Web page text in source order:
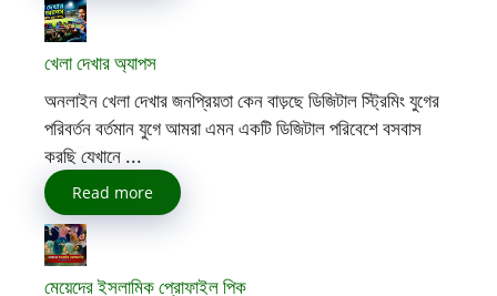
খেলা দেখার অ্যাপস
অনলাইন খেলা দেখার জনপ্রিয়তা কেন বাড়ছে ডিজিটাল স্ট্রিমিং যুগের
পরিবর্তন বর্তমান যুগে আমরা এমন একটি ডিজিটাল পরিবেশে বসবাস
করছি যেখানে ...
Read more
মেয়েদের ইসলামিক প্রোফাইল পিক